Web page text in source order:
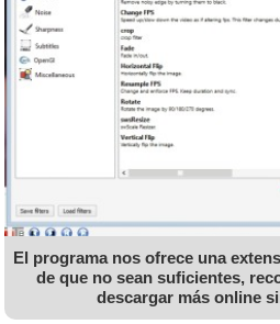
El programa nos ofrece una
de que no sean suficientes,
descargar más online